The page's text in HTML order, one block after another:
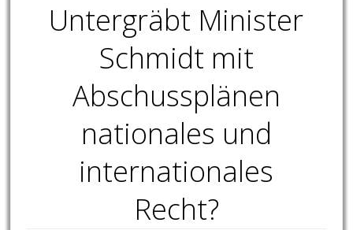
Untergräbt Minister
Schmidt mit
Abschussplänen
nationales und
internationales
Recht?